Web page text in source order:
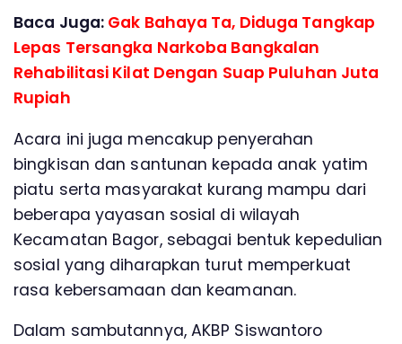
Baca Juga: Gak Bahaya Ta, Diduga Tangkap
Lepas Tersangka Narkoba Bangkalan
Rehabilitasi Kilat Dengan Suap Puluhan Juta
Rupiah
Acara ini juga mencakup penyerahan
bingkisan dan santunan kepada anak yatim
piatu serta masyarakat kurang mampu dari
beberapa yayasan sosial di wilayah
Kecamatan Bagor, sebagai bentuk kepedulian
sosial yang diharapkan turut memperkuat
rasa kebersamaan dan keamanan.
Dalam sambutannya, AKBP Siswantoro